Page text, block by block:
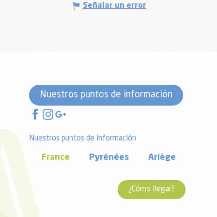
Señalar un error
Nuestros puntos de información
Nuestros puntos de información
France Pyrénées Ariège
¿Cómo llegar?